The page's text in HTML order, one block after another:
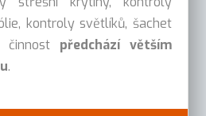
kontroly světlíků, šachet
činnost předchází větším
.